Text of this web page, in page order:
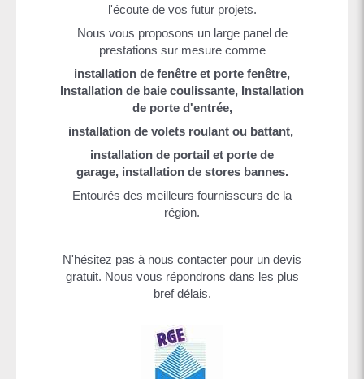
l'écoute de vos futur projets.
Nous vous proposons un large panel de
prestations sur mesure comme
installation de fenêtre et porte fenêtre,
Installation de baie coulissante, Installation
de porte d'entrée,
installation de volets roulant ou battant,
installation de portail et porte de
garage, installation de stores bannes.
Entourés des meilleurs fournisseurs de la
région.
N'hésitez pas à nous contacter pour un devis
gratuit. Nous vous répondrons dans les plus
bref délais.